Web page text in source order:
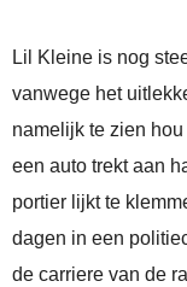
Lil Kleine is nog
vanwege het
namelijk te zien
een auto trekt aan
portier lijkt te
dagen in een
de carriere van de